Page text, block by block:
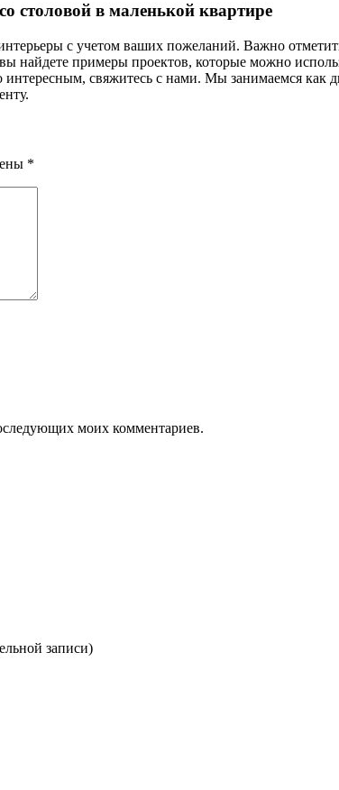
столовой в маленькой квартире
с учетом ваших пожеланий. Важно
найдете примеры проектов, которые можно
свяжитесь с нами. Мы занимаемся как
*
моих комментариев.
записи)